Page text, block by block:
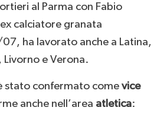
al Parma con Fabio
calciatore granata
ha lavorato anche a Latina,
e Verona.
stato confermato come vice
anche nell’area atletica: